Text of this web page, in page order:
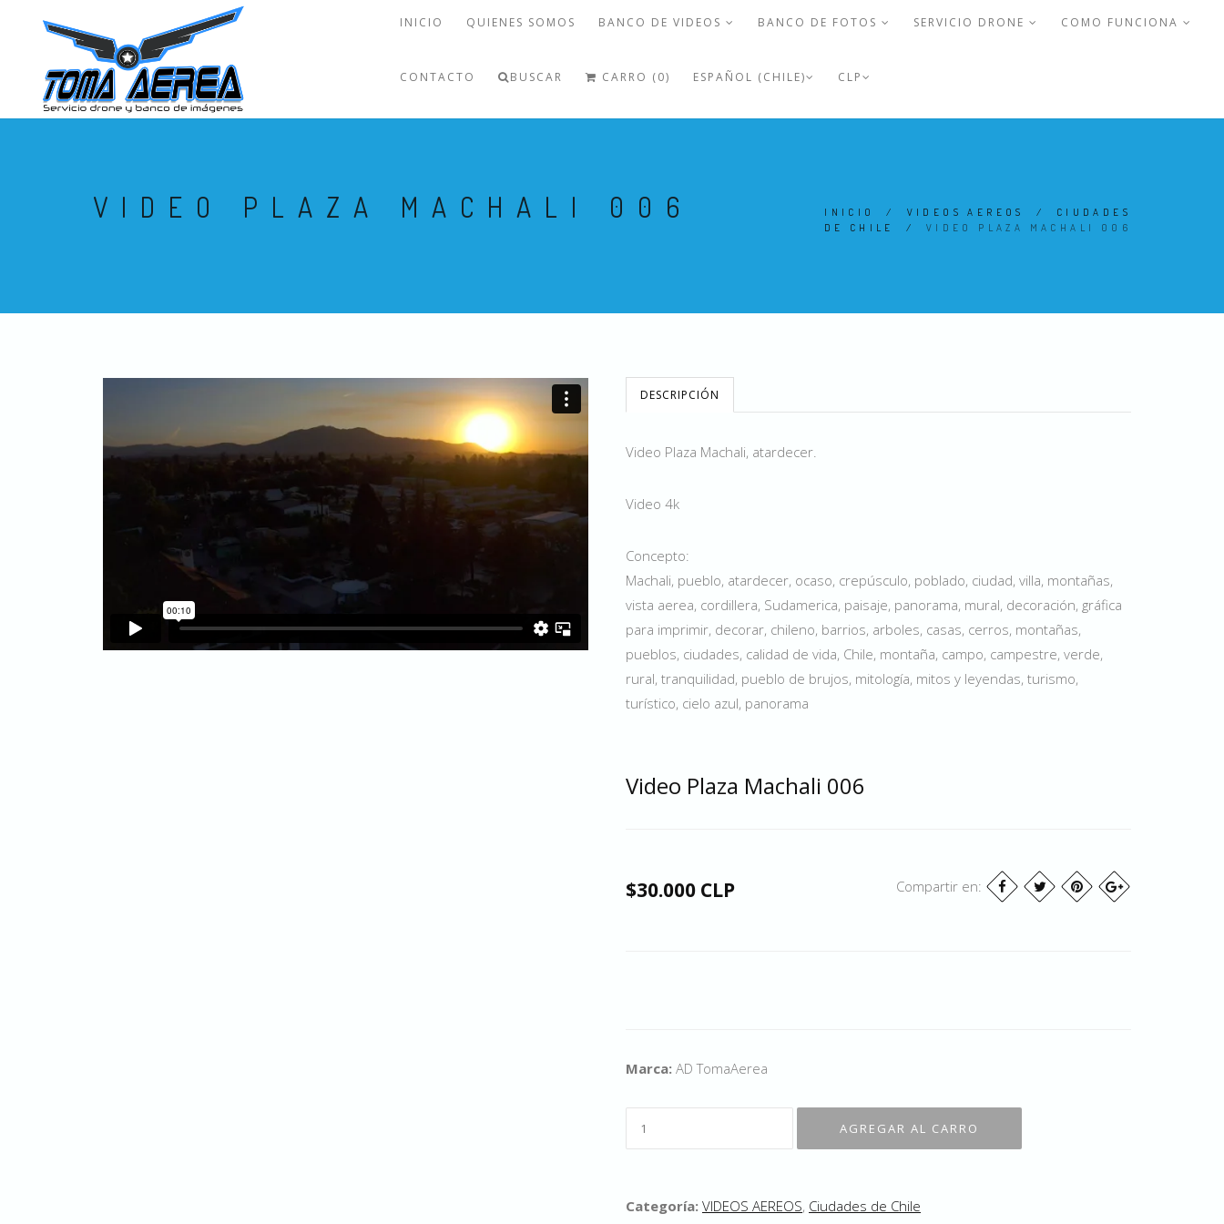
INICIO QUIENES SOMOS BANCO DE VIDEOS BANCO DE FOTOS SERVICIO DRONE COMO FUNCIONA
CONTACTO BUSCAR CARRO (0) ESPAÑOL (CHILE) CLP
VIDEO PLAZA MACHALI 006 INICIO / VIDEOS AEREOS / CIUDADES
DE CHILE
/ VIDEO PLAZA MACHALI 006
DESCRIPCIÓN
Video Plaza Machali, atardecer.
Video 4k
Concepto:
Machali, pueblo, atardecer, ocaso, crepúsculo, poblado, ciudad, villa, montañas,
vista aerea, cordillera, Sudamerica, paisaje, panorama, mural, decoración, gráfica
para imprimir, decorar, chileno, barrios, arboles, casas, cerros, montañas,
pueblos, ciudades, calidad de vida, Chile, montaña, campo, campestre, verde,
rural, tranquilidad, pueblo de brujos, mitología, mitos y leyendas, turismo,
turístico, cielo azul, panorama
Video Plaza Machali 006
$30.000 CLP Compartir en:
Marca: AD TomaAerea
Categoría: VIDEOS AEREOS, Ciudades de Chile